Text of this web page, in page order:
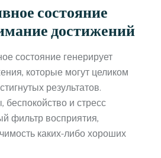
состояние
достижений
состояние генерирует
которые могут целиком
результатов.
и стресс
фильтр восприятия,
каких-либо хороших